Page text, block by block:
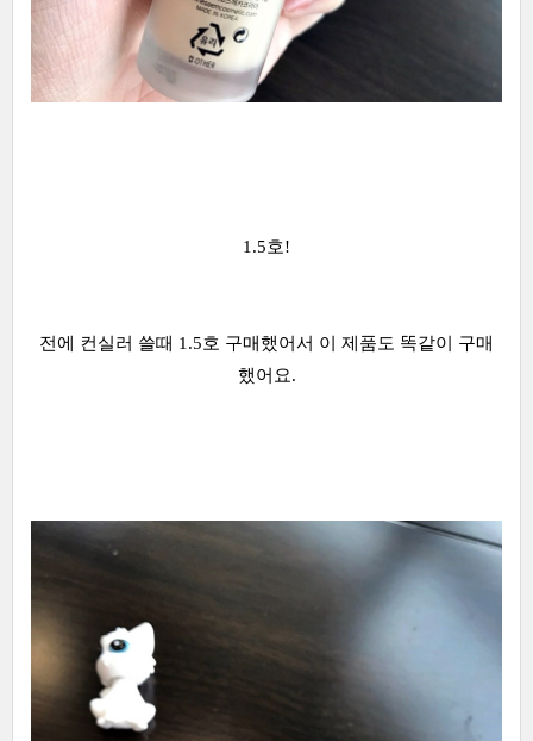
1.5호!
전에 컨실러 쓸때 1.5호 구매했어서 이 제품도 똑같이 구매
했어요.